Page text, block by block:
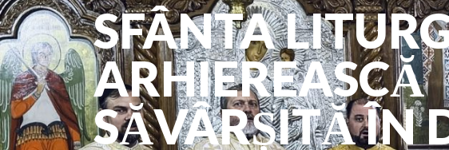
SFÂNTA
ARHIEREASCĂ
SĂVÂRȘITĂ ÎN